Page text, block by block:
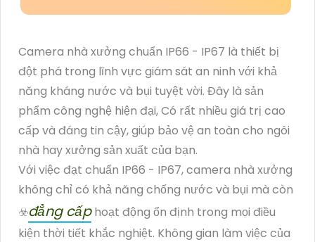
Camera nhà xưởng chuẩn IP66 - IP67 là thiết bị
đột phá trong lĩnh vực giám sát an ninh với khả
năng kháng nước và bụi tuyệt vời. Đây là sản
phẩm công nghệ hiện đại, Có rất nhiều giá trị cao
cấp và đáng tin cậy, giúp bảo vệ an toàn cho ngôi
nhà hay xưởng sản xuất của bạn.
Với việc đạt chuẩn IP66 - IP67, camera nhà xưởng
không chỉ có khả năng chống nước và bụi mà còn
☣️đẳng cấphoạt động ổn định trong mọi điều
kiện thời tiết khắc nghiệt. Không gian làm việc của